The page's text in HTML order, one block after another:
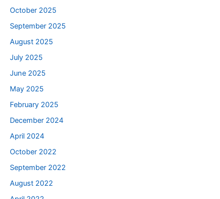
October 2025
September 2025
August 2025
July 2025
June 2025
May 2025
February 2025
December 2024
April 2024
October 2022
September 2022
August 2022